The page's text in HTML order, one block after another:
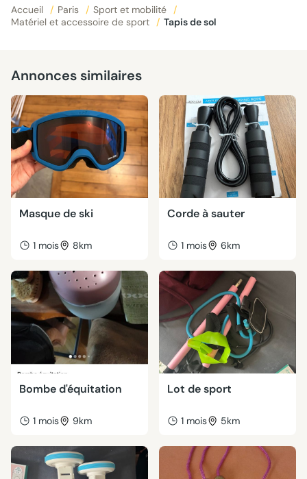
Accueil / Paris / Sport et mobilité
/
Matériel et accessoire de sport
/ Tapis de sol
Annonces similaires
Masque de ski
1 mois 8km
Corde à sauter
1 mois 6km
Bombe d'équitation
1 mois 9km
Lot de sport
1 mois 5km